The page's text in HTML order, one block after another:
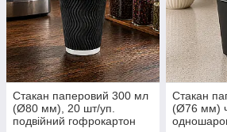
Стакан паперовий 300 мл
(Ø80 мм), 20 шт/уп.
подвійний гофрокартон
Стакан
(Ø76 мм)